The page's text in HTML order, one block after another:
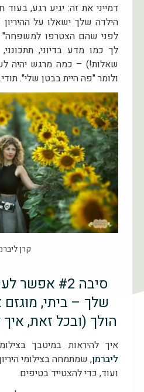
דמייני את זה: יגיע רגע,
הילדה שלך ישאלו על
לפני שהם הצטרפו
שאלות!) – כמה מרגש יהיה
ולומר "פה היית בבטן שלי". תודי.
קרן
סיבה #2
שלך – ביתי,
הולך (ובכל זאת,
איך להיראות במיטבך
ליברמן, שמתמחה בצילומי
ועוד, כדי להצטייד בטיפים.